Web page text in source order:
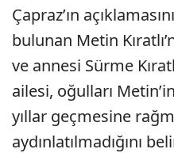
Çapraz’ın
bulunan Metin
ve annesi Sürme
ailesi, oğulları
yıllar geçmesine
aydınlatılmadığını